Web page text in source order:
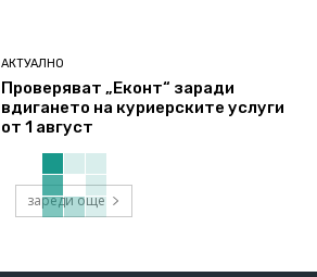
АКТУАЛНО
Проверяват „Еконт“ заради
вдигането на куриерските услуги
от 1 август
зареди още